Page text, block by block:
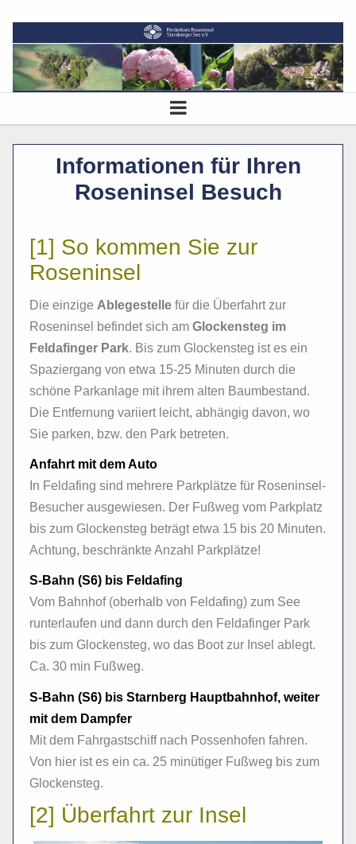
Informationen für Ihren
Roseninsel Besuch
[1] So kommen Sie zur
Roseninsel
Die einzige Ablegestelle für die Überfahrt zur
Roseninsel befindet sich am Glockensteg im
Feldafinger Park. Bis zum Glockensteg ist es ein
Spaziergang von etwa 15-25 Minuten durch die
schöne Parkanlage mit ihrem alten Baumbestand.
Die Entfernung variiert leicht, abhängig davon, wo
Sie parken, bzw. den Park betreten.
Anfahrt mit dem Auto
In Feldafing sind mehrere Parkplätze für Roseninsel-
Besucher ausgewiesen. Der Fußweg vom Parkplatz
bis zum Glockensteg beträgt etwa 15 bis 20 Minuten.
Achtung, beschränkte Anzahl Parkplätze!
S-Bahn (S6) bis Feldafing
Vom Bahnhof (oberhalb von Feldafing) zum See
runterlaufen und dann durch den Feldafinger Park
bis zum Glockensteg, wo das Boot zur Insel ablegt.
Ca. 30 min Fußweg.
S-Bahn (S6) bis Starnberg Hauptbahnhof, weiter
mit dem Dampfer
Mit dem Fahrgastschiff nach Possenhofen fahren.
Von hier ist es ein ca. 25 minütiger Fußweg bis zum
Glockensteg.
[2] Überfahrt zur Insel